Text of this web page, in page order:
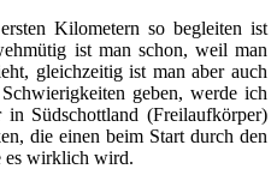
Kilometern so begleiten ist
ist man schon, weil man
gleichzeitig ist man aber auch
geben, werde ich
Südschottland (Freilaufkörper)
die einen beim Start durch den
es wirklich wird.